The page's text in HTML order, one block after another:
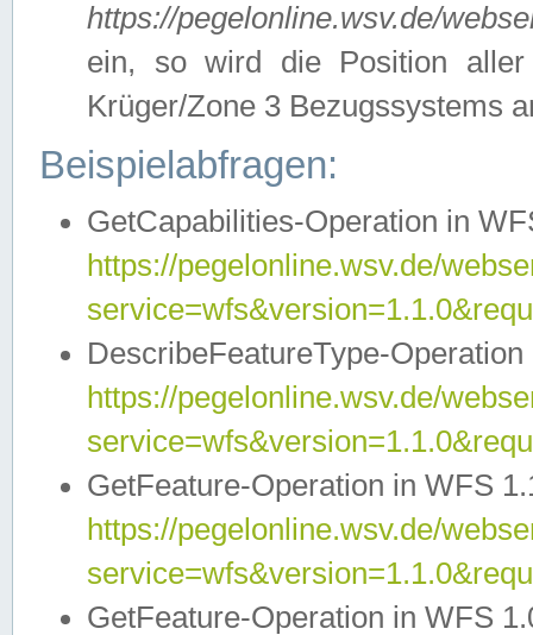
https://pegelonline.wsv.de/
ein, so wird die Position
Krüger/Zone 3 Bezugssystems
Beispielabfragen:
GetCapabilities-Operation in
https://pegelonline.wsv.de/
DescribeFeatureType-
https://pegelonline.wsv.de/
GetFeature-Operation in WFS
https://pegelonline.wsv.de/
GetFeature-Operation in WFS